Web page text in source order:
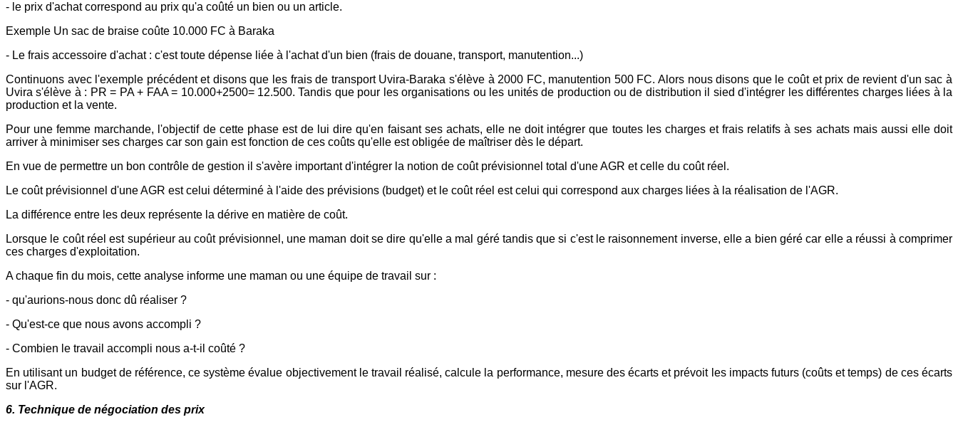
- le prix d'achat correspond au prix qu'a coûté un bien ou un article.
Exemple Un sac de braise coûte 10.000 FC à Baraka
- Le frais accessoire d'achat : c'est toute dépense liée à l'achat d'un bien (frais de douane, transport, manutention...)
Continuons avec l'exemple précédent et disons que les frais de transport Uvira-Baraka s'élève à 2000 FC, manutention 500 FC. Alors nous disons que le coût et prix de revient d'un sac à
Uvira s'élève à : PR = PA + FAA = 10.000+2500= 12.500. Tandis que pour les organisations ou les unités de production ou de distribution il sied d'intégrer les différentes charges liées à la
production et la vente.
Pour une femme marchande, l'objectif de cette phase est de lui dire qu'en faisant ses achats, elle ne doit intégrer que toutes les charges et frais relatifs à ses achats mais aussi elle doit
arriver à minimiser ses charges car son gain est fonction de ces coûts qu'elle est obligée de maîtriser dès le départ.
En vue de permettre un bon contrôle de gestion il s'avère important d'intégrer la notion de coût prévisionnel total d'une AGR et celle du coût réel.
Le coût prévisionnel d'une AGR est celui déterminé à l'aide des prévisions (budget) et le coût réel est celui qui correspond aux charges liées à la réalisation de l'AGR.
La différence entre les deux représente la dérive en matière de coût.
Lorsque le coût réel est supérieur au coût prévisionnel, une maman doit se dire qu'elle a mal géré tandis que si c'est le raisonnement inverse, elle a bien géré car elle a réussi à comprimer
ces charges d'exploitation.
A chaque fin du mois, cette analyse informe une maman ou une équipe de travail sur :
- qu'aurions-nous donc dû réaliser ?
- Qu'est-ce que nous avons accompli ?
- Combien le travail accompli nous a-t-il coûté ?
En utilisant un budget de référence, ce système évalue objectivement le travail réalisé, calcule la performance, mesure des écarts et prévoit les impacts futurs (coûts et temps) de ces écarts
sur l'AGR.
6. Technique de négociation des prix